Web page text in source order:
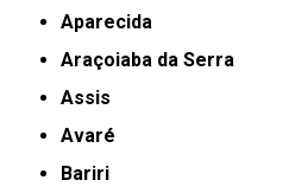
Aparecida
Araçoiaba da Serra
Assis
Avaré
Bariri